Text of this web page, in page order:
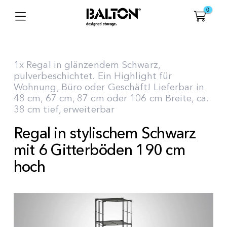
0
1x Regal in glänzendem Schwarz,
pulverbeschichtet. Ein Highlight für
Wohnung, Büro oder Geschäft! Lieferbar in
48 cm, 67 cm, 87 cm oder 106 cm Breite, ca.
38 cm tief, erweiterbar
Regal in stylischem Schwarz
mit 6 Gitterböden 190 cm
hoch